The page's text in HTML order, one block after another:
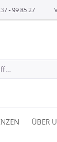
- 99 85 27
ÜBER